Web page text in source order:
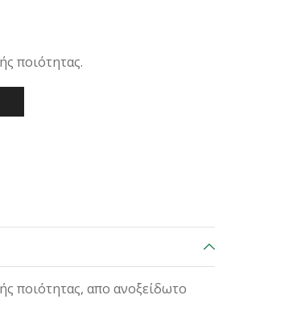
ποιότητας.
ποιότητας, απο ανοξείδωτο